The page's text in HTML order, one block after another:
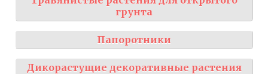
грунта
Папоротники
Дикорастущие декоративные растения